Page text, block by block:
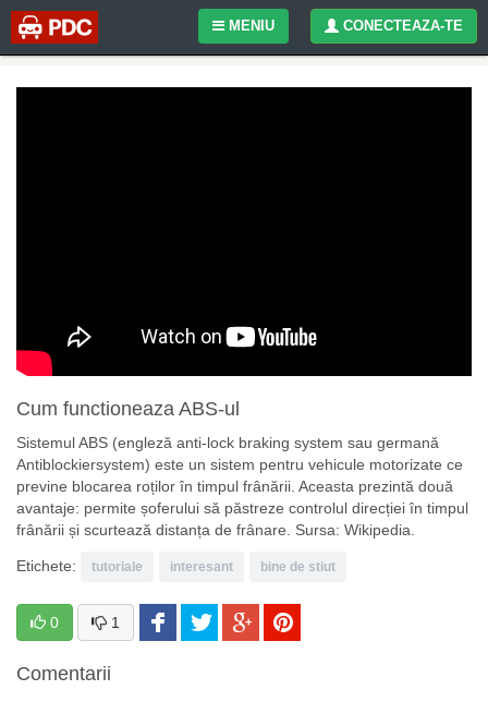
CONECTEAZA-TE
MENIU
Cum functioneaza ABS-ul
Sistemul ABS (engleză anti-lock braking system sau germană
Antiblockiersystem) este un sistem pentru vehicule motorizate ce
previne blocarea roților în timpul frânării. Aceasta prezintă două
avantaje: permite șoferului să păstreze controlul direcției în timpul
frânării și scurtează distanța de frânare. Sursa: Wikipedia.
Etichete: tutoriale interesant bine de stiut
0 1
Comentarii